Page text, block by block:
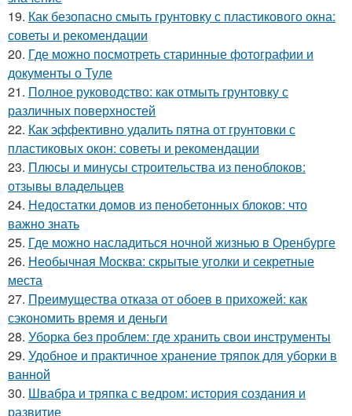
19. Как безопасно смыть грунтовку с пластикового окна:
советы и рекомендации
20. Где можно посмотреть старинные фотографии и
документы о Туле
21. Полное руководство: как отмыть грунтовку с
различных поверхностей
22. Как эффективно удалить пятна от грунтовки с
пластиковых окон: советы и рекомендации
23. Плюсы и минусы строительства из пеноблоков:
отзывы владельцев
24. Недостатки домов из пенобетонных блоков: что
важно знать
25. Где можно насладиться ночной жизнью в Оренбурге
26. Необычная Москва: скрытые уголки и секретные
места
27. Преимущества отказа от обоев в прихожей: как
сэкономить время и деньги
28. Уборка без проблем: где хранить свои инструменты
29. Удобное и практичное хранение тряпок для уборки в
ванной
30. Швабра и тряпка с ведром: история создания и
развитие